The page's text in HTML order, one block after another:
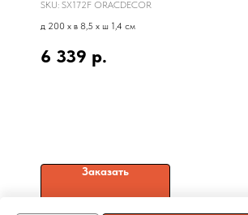
SKU: SX172F ORACDECOR
д 200 x в 8,5 x ш 1,4 см
6 339 р.
Заказать